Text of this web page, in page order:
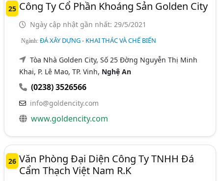
25 Công Ty Cổ Phần Khoáng Sản Golden City
Ngày cập nhật gần nhất: 29/5/2021
Ngành:ĐÁ XÂY DỰNG - KHAI THÁC VÀ CHẾ BIẾN
Tòa Nhà Golden City, Số 25 Đờng Nguyễn Thị Minh
Khai, P. Lê Mao, TP. Vinh, Nghệ An
(0238) 3526566
info@goldencity.com
www.goldencity.com
26 Văn Phòng Đại Diện Công Ty TNHH Đá
Cẩm Thạch Việt Nam R.K